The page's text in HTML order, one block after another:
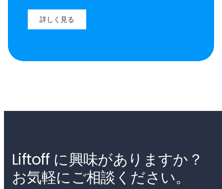
詳しく見る
Liftoff に興味がありますか？
お気軽にご相談ください。